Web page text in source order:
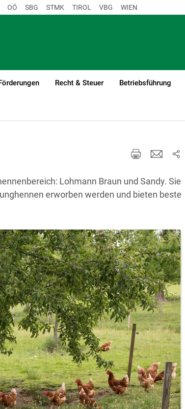
Skip to main content
OÖ SBG STMK TIROL VBG WIEN
Recht & Steuer Betriebsführung
Lohmann Braun und Sandy. Sie
erworben werden und bieten beste